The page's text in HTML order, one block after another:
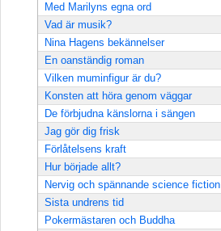
Med Marilyns egna ord
Vad är musik?
Nina Hagens bekännelser
En oanständig roman
Vilken muminfigur är du?
Konsten att höra genom väggar
De förbjudna känslorna i sängen
Jag gör dig frisk
Förlåtelsens kraft
Hur började allt?
Nervig och spännande science fiction
Sista undrens tid
Pokermästaren och Buddha